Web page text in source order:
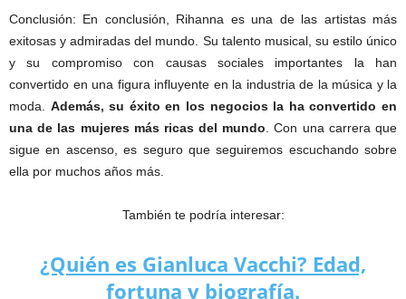
Conclusión: En conclusión, Rihanna es una de las artistas más
exitosas y admiradas del mundo. Su talento musical, su estilo único
y su compromiso con causas sociales importantes la han
convertido en una figura influyente en la industria de la música y la
moda. Además, su éxito en los negocios la ha convertido en
una de las mujeres más ricas del mundo . Con una carrera que
sigue en ascenso, es seguro que seguiremos escuchando sobre
ella por muchos años más.
También te podría interesar:
¿Quién es Gianluca Vacchi? Edad,
fortuna y biografía.